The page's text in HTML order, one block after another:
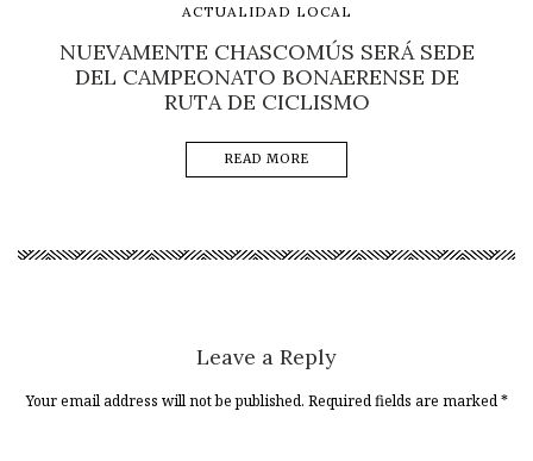
ACTUALIDAD LOCAL
NUEVAMENTE CHASCOMÚS SERÁ SEDE
DEL CAMPEONATO BONAERENSE DE
RUTA DE CICLISMO
READ MORE
Leave a Reply
Your email address will not be published. Required fields are marked*